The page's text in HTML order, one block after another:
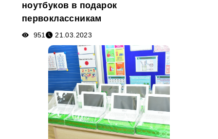
ноутбуков в подарок
первоклассникам
951 21.03.2023